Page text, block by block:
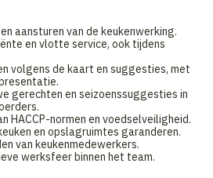
aansturen van de keukenwerking.
en vlotte service, ook tijdens
volgens de kaart en suggesties, met
gerechten en seizoenssuggesties in
HACCP-normen en voedselveiligheid.
en opslagruimtes garanderen.
van keukenmedewerkers.
werksfeer binnen het team.